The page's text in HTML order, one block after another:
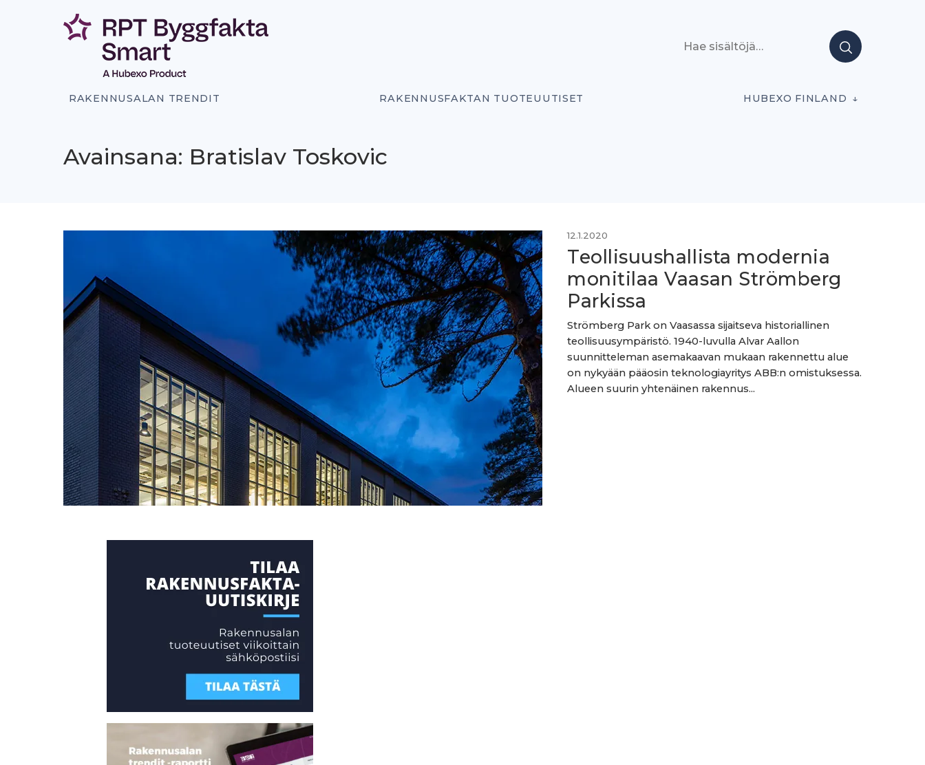
RAKENNUSALAN TRENDIT RAKENNUSFAKTAN TUOTEUUTISET HUBEXO FINLAND
Avainsana: Bratislav Toskovic
12.1.2020
Teollisuushallista modernia
monitilaa Vaasan Strömberg
Parkissa
Strömberg Park on Vaasassa sijaitseva historiallinen
teollisuusympäristö. 1940-luvulla Alvar Aallon
suunnitteleman asemakaavan mukaan rakennettu alue
on nykyään pääosin teknologiayritys ABB:n omistuksessa.
Alueen suurin yhtenäinen rakennus...